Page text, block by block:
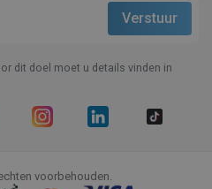
dit doel moet u details vinden in
voorbehouden.